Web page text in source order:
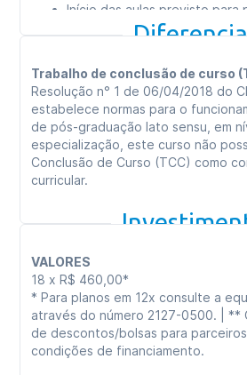
Início das aulas previsto para
Trabalho de conclusão de curso
Resolução n° 1 de 06/04/2018 do
estabelece normas para o
de pós-graduação lato sensu, em
especialização, este curso não
Conclusão de Curso (TCC) como
curricular.
VALORES
18 x R$ 460,00*
* Para planos em 12x consulte a
através do número 2127-0500. | **
de descontos/bolsas para
condições de financiamento.